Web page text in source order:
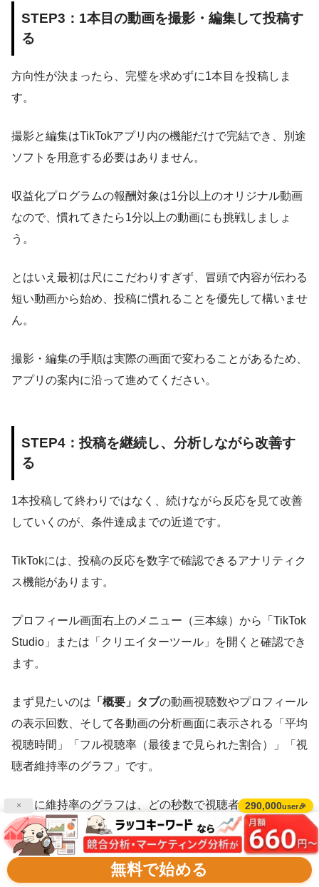
× 290,000user🎉
無料で始める
STEP3：1本目の動画を撮影・編集して投稿す
る
方向性が決まったら、完璧を求めずに1本目を投稿しま
す。
撮影と編集はTikTokアプリ内の機能だけで完結でき、別途
ソフトを用意する必要はありません。
収益化プログラムの報酬対象は1分以上のオリジナル動画
なので、慣れてきたら1分以上の動画にも挑戦しましょ
う。
とはいえ最初は尺にこだわりすぎず、冒頭で内容が伝わる
短い動画から始め、投稿に慣れることを優先して構いませ
ん。
撮影・編集の手順は実際の画面で変わることがあるため、
アプリの案内に沿って進めてください。
STEP4：投稿を継続し、分析しながら改善す
る
1本投稿して終わりではなく、続けながら反応を見て改善
していくのが、条件達成までの近道です。
TikTokには、投稿の反応を数字で確認できるアナリティク
ス機能があります。
プロフィール画面右上のメニュー（三本線）から「TikTok
Studio」または「クリエイターツール」を開くと確認でき
ます。
まず見たいのは 「概要」タブの動画視聴数やプロフィール
の表示回数、そして各動画の分析画面に表示される「平均
視聴時間」「フル視聴率（最後まで見られた割合）」「視
聴者維持率のグラフ」です。
とくに維持率のグラフは、どの秒数で視聴者が離脱したか
が折れ線で分かるため、冒頭で離脱が多いのか、途中でダ
レているのかを判断する手がかりになります。